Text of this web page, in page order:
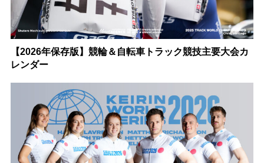
【2026年保存版】競輪＆自転車トラック競技主要大会カ
レンダー